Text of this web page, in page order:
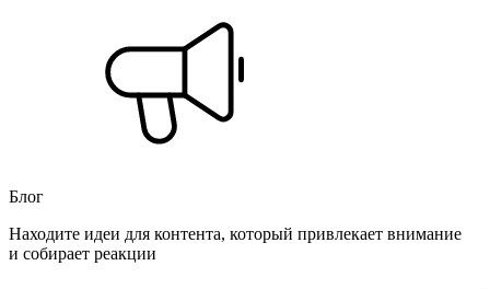
Блог
Находите идеи для контента, который привлекает внимание
и собирает реакции